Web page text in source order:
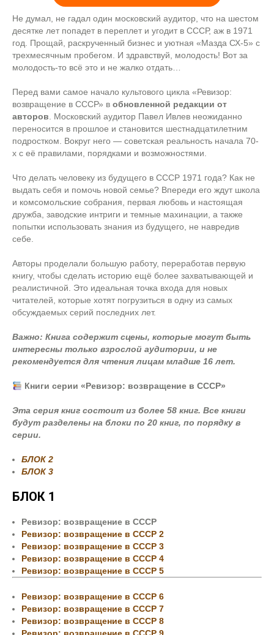
Не думал, не гадал один московский аудитор, что на шестом
десятке лет попадет в переплет и угодит в СССР, аж в 1971
год. Прощай, раскрученный бизнес и уютная «Мазда СХ-5» с
трехмесячным пробегом. И здравствуй, молодость! Вот за
молодость-то всё это и не жалко отдать…
Перед вами самое начало культового цикла «Ревизор:
возвращение в СССР» в обновленной редакции от
авторов. Московский аудитор Павел Ивлев неожиданно
переносится в прошлое и становится шестнадцатилетним
подростком. Вокруг него — советская реальность начала 70-
х с её правилами, порядками и возможностями.
Что делать человеку из будущего в СССР 1971 года? Как не
выдать себя и помочь новой семье? Впереди его ждут школа
и комсомольские собрания, первая любовь и настоящая
дружба, заводские интриги и темные махинации, а также
попытки использовать знания из будущего, не навредив
себе.
Авторы проделали большую работу, переработав первую
книгу, чтобы сделать историю ещё более захватывающей и
реалистичной. Это идеальная точка входа для новых
читателей, которые хотят погрузиться в одну из самых
обсуждаемых серий последних лет.
Важно: Книга содержит сцены, которые могут быть
интересны только взрослой аудитории, и не
рекомендуется для чтения лицам младше 16 лет.
Книги серии «Ревизор: возвращение в СССР»
Эта серия книг состоит из более 58 книг. Все книги
будут разделены на блоки по 20 книг, по порядку в
серии.
БЛОК 2
БЛОК 3
БЛОК 1
Ревизор: возвращение в СССР
Ревизор: возвращение в СССР 2
Ревизор: возвращение в СССР 3
Ревизор: возвращение в СССР 4
Ревизор: возвращение в СССР 5
Ревизор: возвращение в СССР 6
Ревизор: возвращение в СССР 7
Ревизор: возвращение в СССР 8